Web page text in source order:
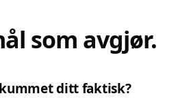
som avgjør.
ditt faktisk?